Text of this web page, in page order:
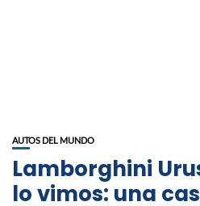
AUTOS DEL MUNDO
Lamborghini
lo vimos: una